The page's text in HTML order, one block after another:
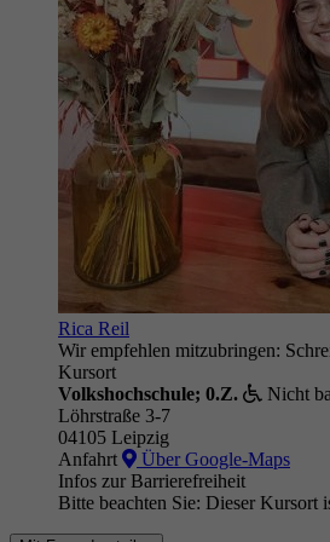
Rica Reil
Wir empfehlen mitzubringen:
Kursort
Volkshochschule; 0.Z.
Nicht
Löhrstraße 3-7
04105 Leipzig
Anfahrt
Über Google-Maps
Infos zur Barrierefreiheit
Bitte beachten Sie: Dieser Kursort